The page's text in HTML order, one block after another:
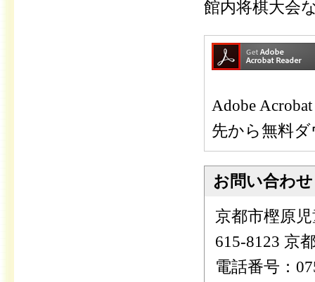
館内将棋大会
Adobe
先から無料
お問い合わせ
京都市樫原
615-8123 京
電話番号：